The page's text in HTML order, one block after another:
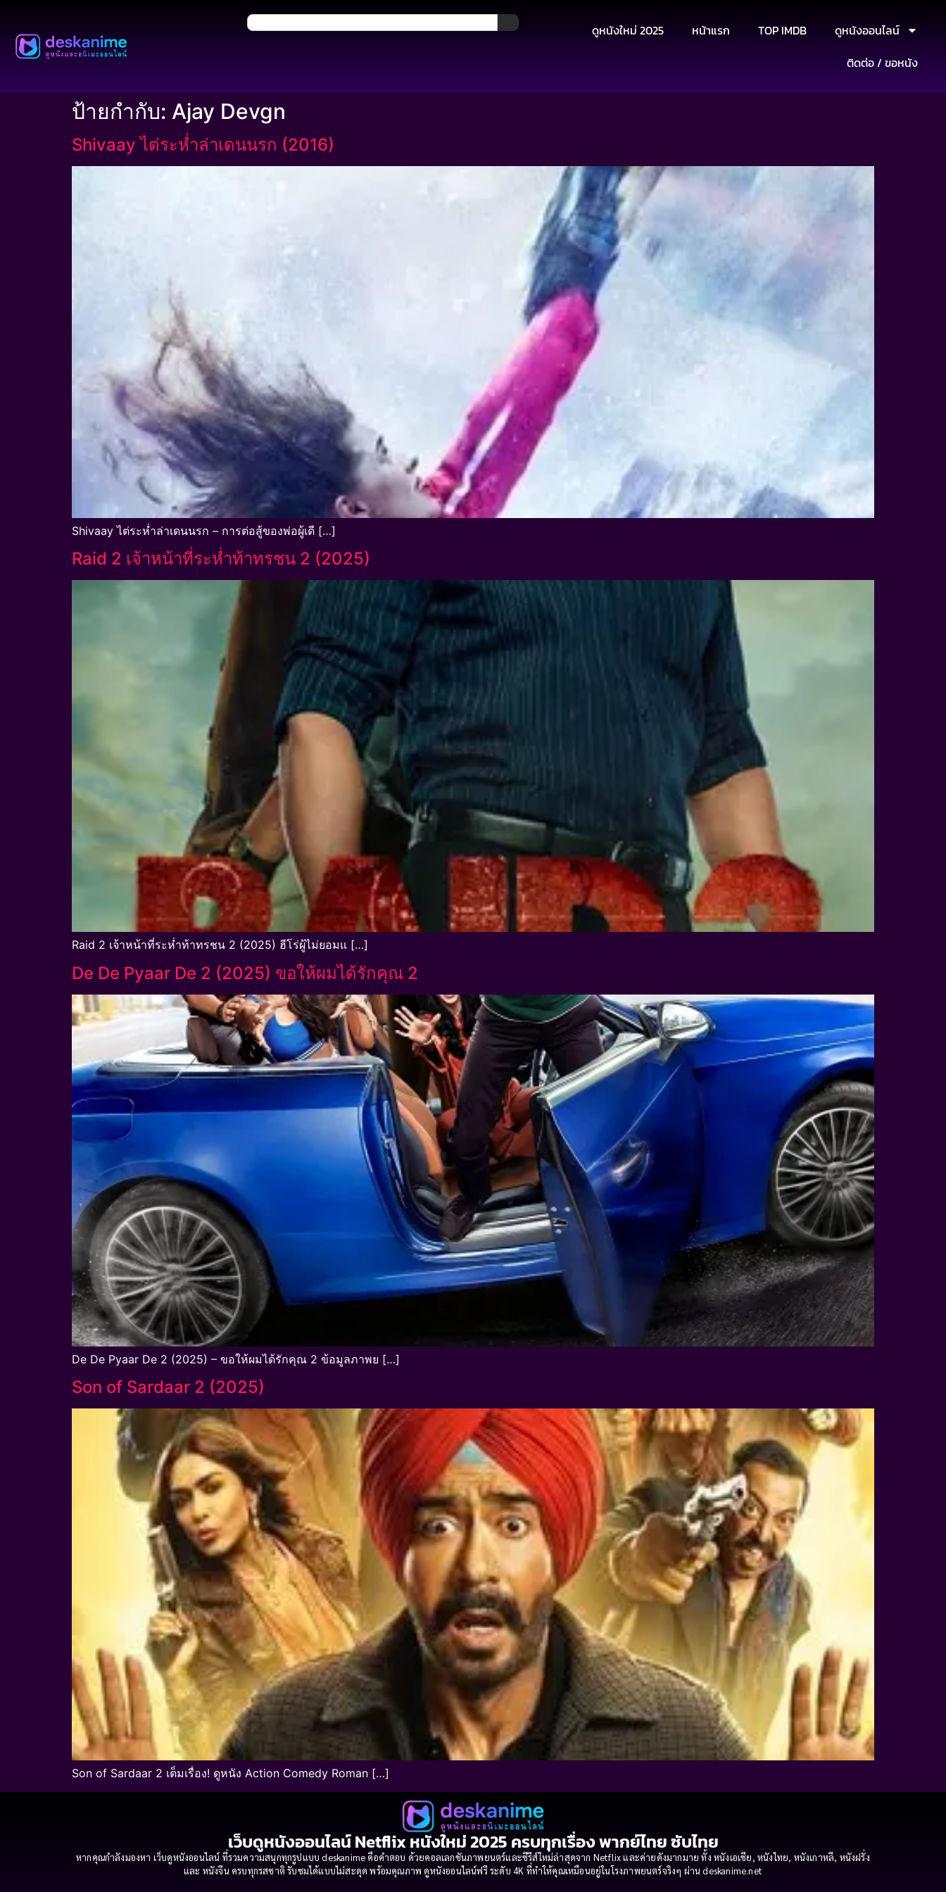
ดูหนังใหม่ 2025 หน้าแรก TOP IMDB
ดูหนังออนไลน์
ติดต่อ / ขอหนัง
ป้ายกำกับ: Ajay Devgn
Shivaay ไต่ระห่ำล่าเดนนรก (2016)
Shivaay ไต่ระห่ำล่าเดนนรก – การต่อสู้ของพ่อผู้เดี […]
Raid 2 เจ้าหน้าที่ระห่ำท้าทรชน 2 (2025)
Raid 2 เจ้าหน้าที่ระห่ำท้าทรชน 2 (2025) ฮีโร่ผู้ไม่ยอมแ […]
De De Pyaar De 2 (2025) ขอให้ผมได้รักคุณ 2
De De Pyaar De 2 (2025) – ขอให้ผมได้รักคุณ 2 ข้อมูลภาพย […]
Son of Sardaar 2 (2025)
Son of Sardaar 2 เต็มเรื่อง! ดูหนัง Action Comedy Roman […]
เว็บดูหนังออนไลน์ Netflix หนังใหม่ 2025 ครบทุกเรื่อง พากย์ไทย ซับไทย
หากคุณกำลังมองหา เว็บดูหนังออนไลน์ ที่รวมความสนุกทุกรูปแบบ deskanime คือคำตอบ ด้วยคอลเลกชันภาพยนตร์และซีรีส์ใหม่ล่าสุดจาก Netflix และค่ายดังมากมาย ทั้ง หนังเอเชีย, หนังไทย, หนังเกาหลี, หนังฝรั่ง
และ หนังจีน ครบทุกรสชาติ รับชมได้แบบไม่สะดุด พร้อมคุณภาพ ดูหนังออนไลน์ฟรี ระดับ 4K ที่ทำให้คุณเหมือนอยู่ในโรงภาพยนตร์จริงๆ ผ่าน deskanime.net